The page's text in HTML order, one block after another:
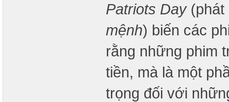
Patriots Day(phát
mệnh) biến các
rằng những phim
tiền, mà là một
trọng đối với